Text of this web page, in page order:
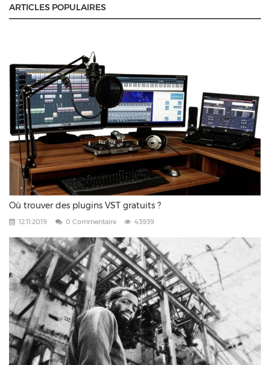
ARTICLES POPULAIRES
Où trouver des plugins VST gratuits ?
12.11.2019 0 Commentaire 43939